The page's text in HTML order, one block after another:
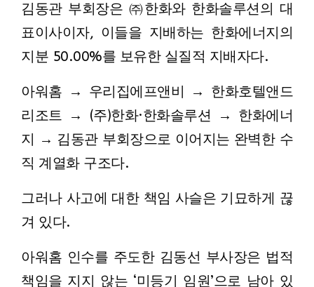
김동관 부회장은 ㈜한화와 한화솔루션의 대
표이사이자, 이들을 지배하는 한화에너지의
지분 50.00%를 보유한 실질적 지배자다.
아워홈 → 우리집에프앤비 → 한화호텔앤드
리조트 → (주)한화·한화솔루션 → 한화에너
지 → 김동관 부회장으로 이어지는 완벽한 수
직 계열화 구조다.
그러나 사고에 대한 책임 사슬은 기묘하게 끊
겨 있다.
아워홈 인수를 주도한 김동선 부사장은 법적
책임을 지지 않는 ‘미등기 임원’으로 남아 있